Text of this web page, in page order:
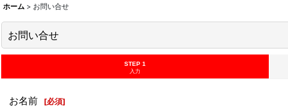
ホーム > お問い合せ
お問い合せ
STEP 1
入力
お名前 [必須]